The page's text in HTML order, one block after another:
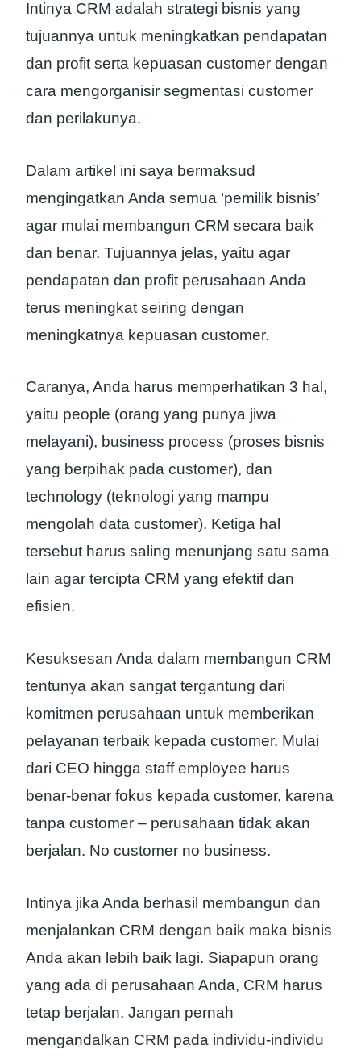
Intinya CRM adalah strategi bisnis yang
tujuannya untuk meningkatkan pendapatan
dan profit serta kepuasan customer dengan
cara mengorganisir segmentasi customer
dan perilakunya.
Dalam artikel ini saya bermaksud
mengingatkan Anda semua ‘pemilik bisnis’
agar mulai membangun CRM secara baik
dan benar. Tujuannya jelas, yaitu agar
pendapatan dan profit perusahaan Anda
terus meningkat seiring dengan
meningkatnya kepuasan customer.
Caranya, Anda harus memperhatikan 3 hal,
yaitu people (orang yang punya jiwa
melayani), business process (proses bisnis
yang berpihak pada customer), dan
technology (teknologi yang mampu
mengolah data customer). Ketiga hal
tersebut harus saling menunjang satu sama
lain agar tercipta CRM yang efektif dan
efisien.
Kesuksesan Anda dalam membangun CRM
tentunya akan sangat tergantung dari
komitmen perusahaan untuk memberikan
pelayanan terbaik kepada customer. Mulai
dari CEO hingga staff employee harus
benar-benar fokus kepada customer, karena
tanpa customer – perusahaan tidak akan
berjalan. No customer no business.
Intinya jika Anda berhasil membangun dan
menjalankan CRM dengan baik maka bisnis
Anda akan lebih baik lagi. Siapapun orang
yang ada di perusahaan Anda, CRM harus
tetap berjalan. Jangan pernah
mengandalkan CRM pada individu-individu